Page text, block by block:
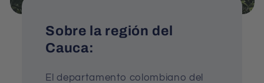
Sobre la región del
Cauca:
El departamento colombiano del